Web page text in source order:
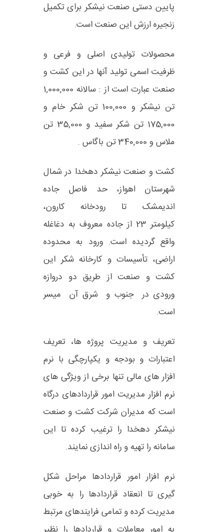
پایین دستی صنعت نیشکر برای تکمیل
زنجیره ارزش این صنعت است.
محصولات تولیدی اصلی و فرعی و
ظرفیت اسمی تولید آنها در این کشت و
صنعت عبارت است از : سالانه 1,000,000
تن نیشکر و 100,000 تن شکر خام و
175,000 تن شکر سفید و 35,000 تن
ملاس و 340,000 تن باگاس .
کشت و صنعت نیشکر دهخدا در شمال
شهرستان اهواز، حد فاصل جاده
اندیمشک تا رودخانه کارون،
کیلومتر 23 از جاده معروف به دغاغله
واقع گردیده است. ورود به محدوده
اراضی، تأسیسات و کارخانه شکر این
کشت و صنعت از طریق دو دروازه
ورودی در جنوب و شرق آن میسر
است.
تعریف و مدیریت پروژه ها، تعریف
اعتبارات و بودجه و یکپارچگی با نرم
افزار های مالی تنها برخی از ویژگی های
نرم افزار مدیریت امور قراردادهای درگاه
است که مدیران شرکت کشت و صنعت
نیشکر دهخدا را ترغیب کرده تا این
سامانه را تهیه و راه اندازی نمایند.
نرم افزار امور قراردادها مراحل شکل
گیری تا انعقاد قراردادها را به خوبی
مدیریت کرده و تمامی فرایندهای مرتبط